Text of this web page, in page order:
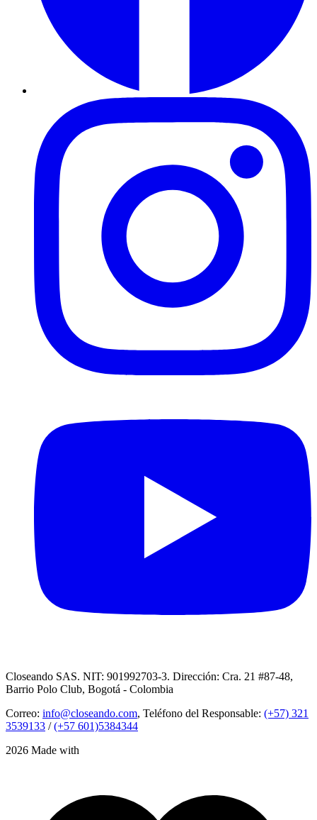
Closeando SAS. NIT: 901992703-3. Dirección: Cra. 21 #87-48,
Barrio Polo Club, Bogotá - Colombia
Correo: info@closeando.com, Teléfono del Responsable: (+57) 321
3539133 /(+57 601)5384344
2026 Made with